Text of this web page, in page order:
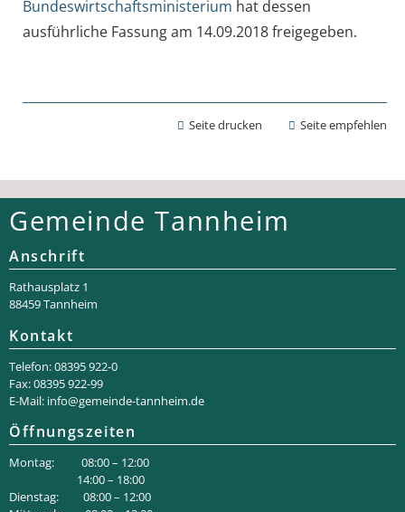
Bundeswirtschaftsministerium hat dessen
ausführliche Fassung am 14.09.2018 freigegeben.
Seite drucken Seite empfehlen
Gemeinde Tannheim
Anschrift
Rathaus­platz 1
88459 Tannheim
Kontakt
Telefon: 08395 922-0
Fax: 08395 922-99
E-Mail: info@gemeinde-tannheim.de
Öffnungszeiten
Montag: 08:00 – 12:00
14:00 – 18:00
Dienstag: 08:00 – 12:00